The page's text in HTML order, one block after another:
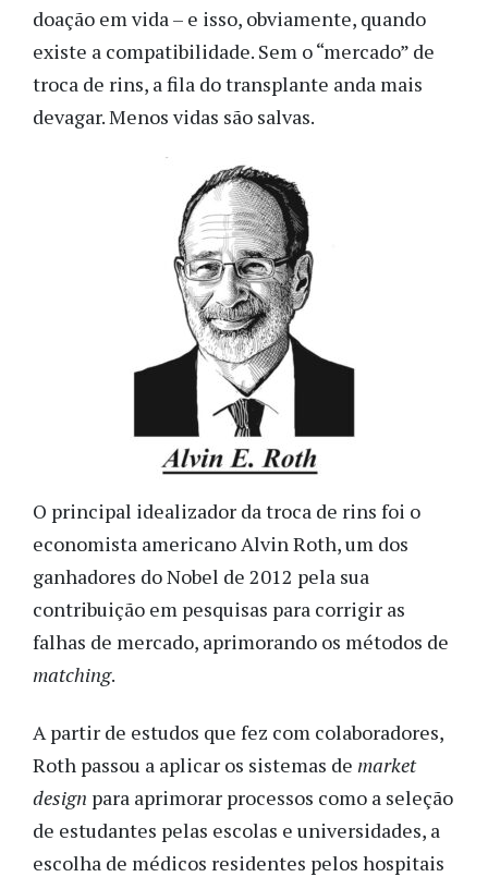
doação em vida – e isso, obviamente, quando
existe a compatibilidade. Sem o “mercado” de
troca de rins, a fila do transplante anda mais
devagar. Menos vidas são salvas.
O principal idealizador da troca de rins foi o
economista americano Alvin Roth, um dos
ganhadores do Nobel de 2012 pela sua
contribuição em pesquisas para corrigir as
falhas de mercado, aprimorando os métodos de
matching.
A partir de estudos que fez com colaboradores,
Roth passou a aplicar os sistemas de market
design para aprimorar processos como a seleção
de estudantes pelas escolas e universidades, a
escolha de médicos residentes pelos hospitais